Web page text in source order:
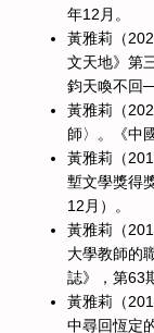
年12月。
黃雅莉（
文天地》第
鈞天喚不回
黃雅莉（
師〉。《中
黃雅莉（
塹文學獎得
12月）。
黃雅莉（
大學教師的
誌》，第63
黃雅莉（
中尋回恆定